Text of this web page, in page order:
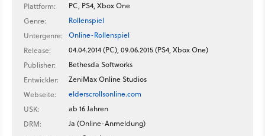
Plattform:
PC, PS4, Xbox One
Genre:
Rollenspiel
Untergenre:
Online-Rollenspiel
Release:
04.04.2014 (PC), 09.06.2015 (PS4, Xbox One)
Publisher:
Bethesda Softworks
Entwickler:
ZeniMax Online Studios
Webseite:
elderscrollsonline.com
USK:
ab 16 Jahren
DRM:
Ja (Online-Anmeldung)